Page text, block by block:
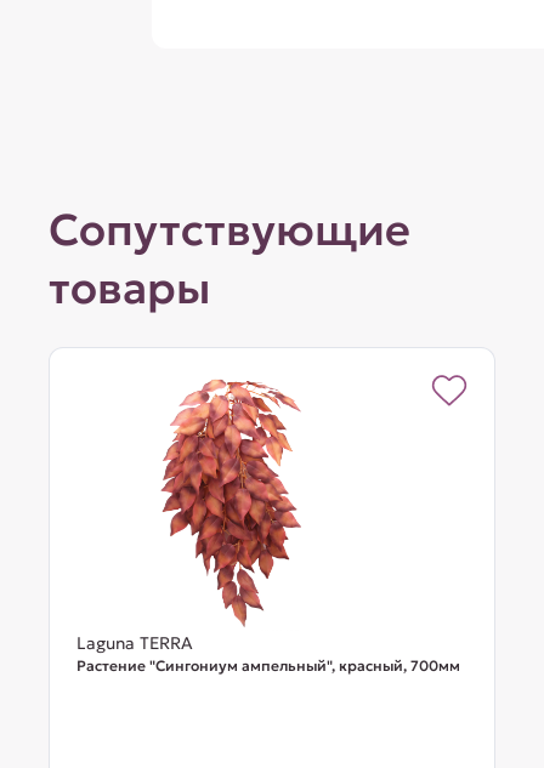
Сопутствующие
товары
Laguna TERRA
Растение "Сингониум ампельный", красный, 700мм